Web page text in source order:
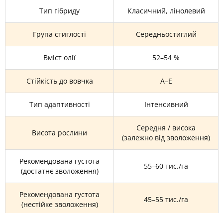
Тип гібриду Класичний, лінолевий
Група стиглості Середньостиглий
Вміст олії 52–54 %
Стійкість до вовчка A–E
Тип адаптивності Інтенсивний
Висота рослини
Середня / висока
(залежно від зволоження)
Рекомендована густота
(достатнє зволоження)
55–60 тис./га
Рекомендована густота
(нестійке зволоження)
45–55 тис./га